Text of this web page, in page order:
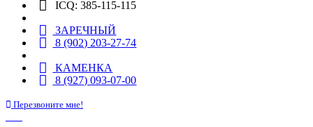
ICQ: 385-115-115
ЗАРЕЧНЫЙ
8 (902) 203-27-74
КАМЕНКА
8 (927) 093-07-00
Перезвоните мне!